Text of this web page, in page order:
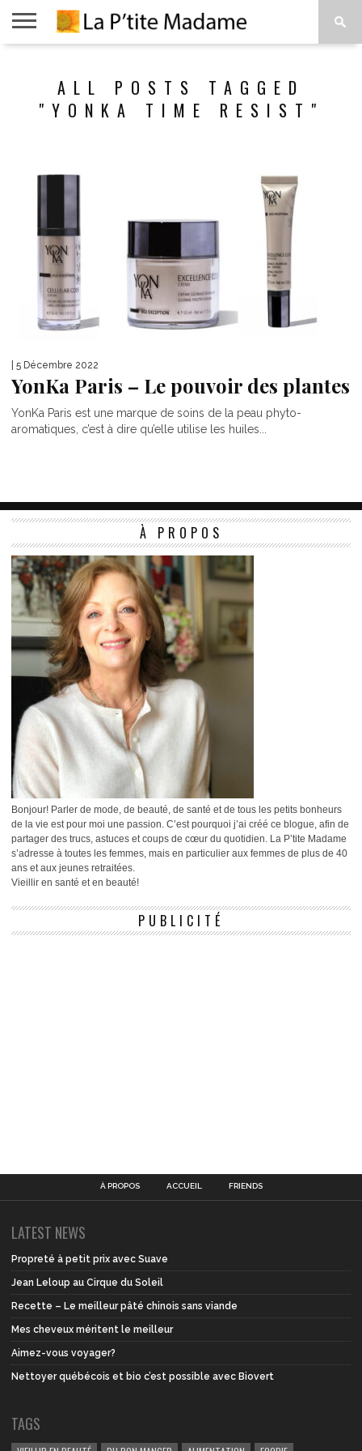
VIVRE
PROPOSALL POSTS TAGGED
"YONKA TIME RESIST"
| 5 Décembre 2022
YonKa Paris – Le pouvoir des plantes
YonKa Paris est une marque de soins de la peau phyto-
aromatiques, c’est à dire qu’elle utilise les huiles...
À PROPOS
Bonjour! Parler de mode, de beauté, de santé et de tous les petits bonheurs
de la vie est pour moi une passion. C’est pourquoi j’ai créé ce blogue, afin de
partager des trucs, astuces et coups de cœur du quotidien. La P’tite Madame
s’adresse à toutes les femmes, mais en particulier aux femmes de plus de 40
ans et aux jeunes retraitées.
Vieillir en santé et en beauté!
PUBLICITÉ
À PROPOS ACCUEIL FRIENDS
LATEST NEWS
Propreté à petit prix avec Suave
Jean Leloup au Cirque du Soleil
Recette – Le meilleur pâté chinois sans viande
Mes cheveux méritent le meilleur
Aimez-vous voyager?
Nettoyer québécois et bio c’est possible avec Biovert
TAGS